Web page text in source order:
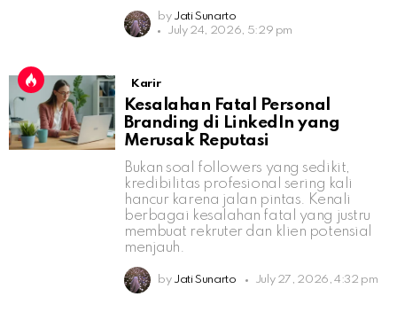
by Jati Sunarto
July 24, 2026, 5:29 pm
Karir
Kesalahan Fatal Personal
Branding di LinkedIn yang
Merusak Reputasi
Bukan soal followers yang sedikit,
kredibilitas profesional sering kali
hancur karena jalan pintas. Kenali
berbagai kesalahan fatal yang justru
membuat rekruter dan klien potensial
menjauh.
by Jati Sunarto July 27, 2026, 4:32 pm